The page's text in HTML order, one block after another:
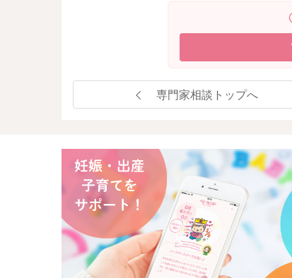
専門家相談トップへ